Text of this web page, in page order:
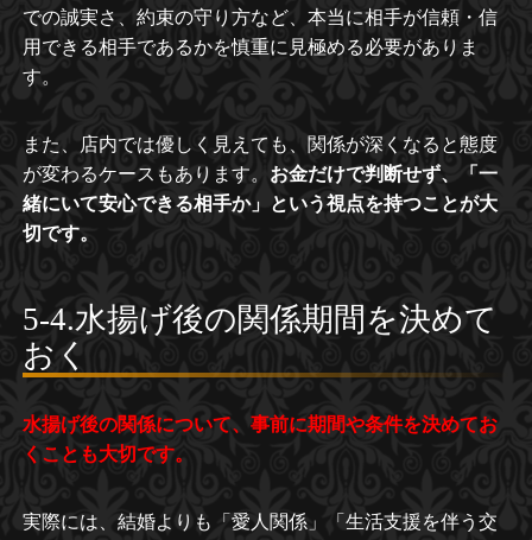
での誠実さ、約束の守り方など、本当に相手が信頼・信
用できる相手であるかを慎重に見極める必要がありま
す。
また、店内では優しく見えても、関係が深くなると態度
が変わるケースもあります。 お金だけで判断せず、「一
緒にいて安心できる相手か」という視点を持つことが大
切です。
5-4.水揚げ後の関係期間を決めて
おく
水揚げ後の関係について、事前に期間や条件を決めてお
くことも大切です。
実際には、結婚よりも「愛人関係」「生活支援を伴う交